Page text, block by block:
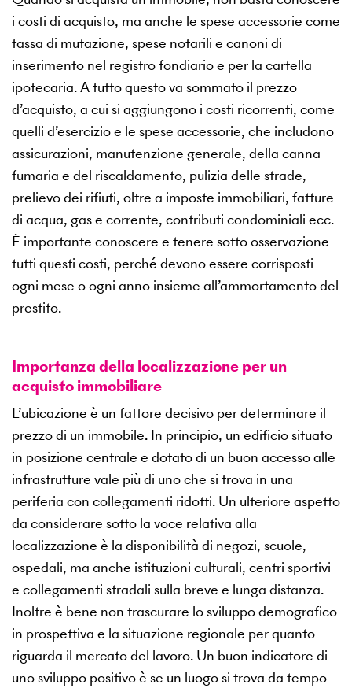
i costi di acquisto, ma anche le spese accessorie come
tassa di mutazione, spese notarili e canoni di
inserimento nel registro fondiario e per la cartella
ipotecaria. A tutto questo va sommato il prezzo
d’acquisto, a cui si aggiungono i costi ricorrenti, come
quelli d’esercizio e le spese accessorie, che includono
assicurazioni, manutenzione generale, della canna
fumaria e del riscaldamento, pulizia delle strade,
prelievo dei rifiuti, oltre a imposte immobiliari, fatture
di acqua, gas e corrente, contributi condominiali ecc.
È importante conoscere e tenere sotto osservazione
tutti questi costi, perché devono essere corrisposti
ogni mese o ogni anno insieme all’ammortamento del
prestito.
Importanza della localizzazione per un
acquisto immobiliare
L’ubicazione è un fattore decisivo per determinare il
prezzo di un immobile. In principio, un edificio situato
in posizione centrale e dotato di un buon accesso alle
infrastrutture vale più di uno che si trova in una
periferia con collegamenti ridotti. Un ulteriore aspetto
da considerare sotto la voce relativa alla
localizzazione è la disponibilità di negozi, scuole,
ospedali, ma anche istituzioni culturali, centri sportivi
e collegamenti stradali sulla breve e lunga distanza.
Inoltre è bene non trascurare lo sviluppo demografico
in prospettiva e la situazione regionale per quanto
riguarda il mercato del lavoro. Un buon indicatore di
uno sviluppo positivo è se un luogo si trova da tempo